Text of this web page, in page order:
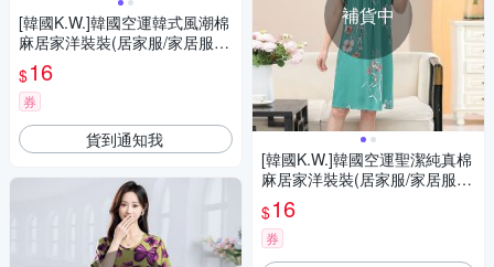
[韓國K.W.]韓國空運韓式風潮棉
麻居家洋裝裝(居家服/家居服/
睡衣/睡裙/涼感睡衣)印度小象
$16
券
貨到通知我
補貨中
[韓國K.W.]韓國空運聖潔純真棉
麻居家洋裝裝(居家服/家居服/
睡衣/睡裙/涼感睡衣)綠色玉蘭
花
$16
券